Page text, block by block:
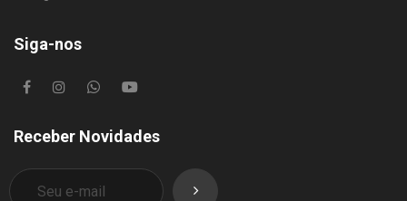
Siga-nos
Receber Novidades